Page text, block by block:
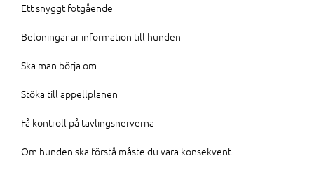
Ett snyggt fotgående
Belöningar är information till hunden
Ska man börja om
Stöka till appellplanen
Få kontroll på tävlingsnerverna
Om hunden ska förstå måste du vara konsekvent